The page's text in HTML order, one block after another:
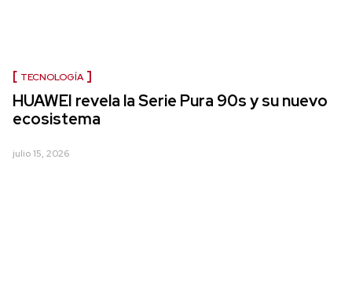
TECNOLOGÍA
HUAWEI revela la Serie Pura 90s y su nuevo
ecosistema
julio 15, 2026